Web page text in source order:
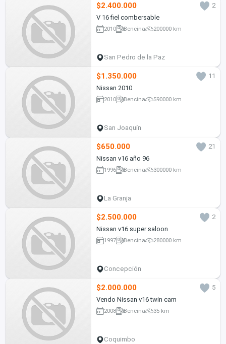
$2.400.000
2
V 16 fiel combersable
2010 Bencina 200000 km
San Pedro de la Paz
$1.350.000
11
Nissan 2010
2010 Bencina 590000 km
San Joaquín
$650.000
21
Nissan v16 año 96
1996 Bencina 300000 km
La Granja
$2.500.000
2
Nissan v16 super saloon
1997 Bencina 280000 km
Concepción
$2.000.000
5
Vendo Nissan v16 twin cam
2008 Bencina 35 km
Coquimbo